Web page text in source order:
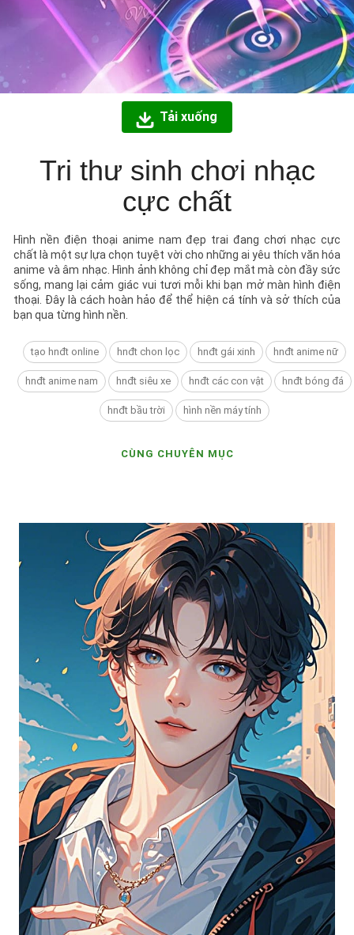
Tải xuống
Tri thư sinh chơi nhạc
cực chất
Hình nền điện thoại anime nam đẹp trai đang chơi nhạc cực
chất là một sự lựa chọn tuyệt vời cho những ai yêu thích văn hóa
anime và âm nhạc. Hình ảnh không chỉ đẹp mắt mà còn đầy sức
sống, mang lại cảm giác vui tươi mỗi khi bạn mở màn hình điện
thoại. Đây là cách hoàn hảo để thể hiện cá tính và sở thích của
bạn qua từng hình nền.
tạo hnđt online hnđt chon lọc hnđt gái xinh hnđt anime nữ
hnđt anime nam hnđt siêu xe hnđt các con vật hnđt bóng đá
hnđt bầu trời hình nền máy tính
CÙNG CHUYÊN MỤC